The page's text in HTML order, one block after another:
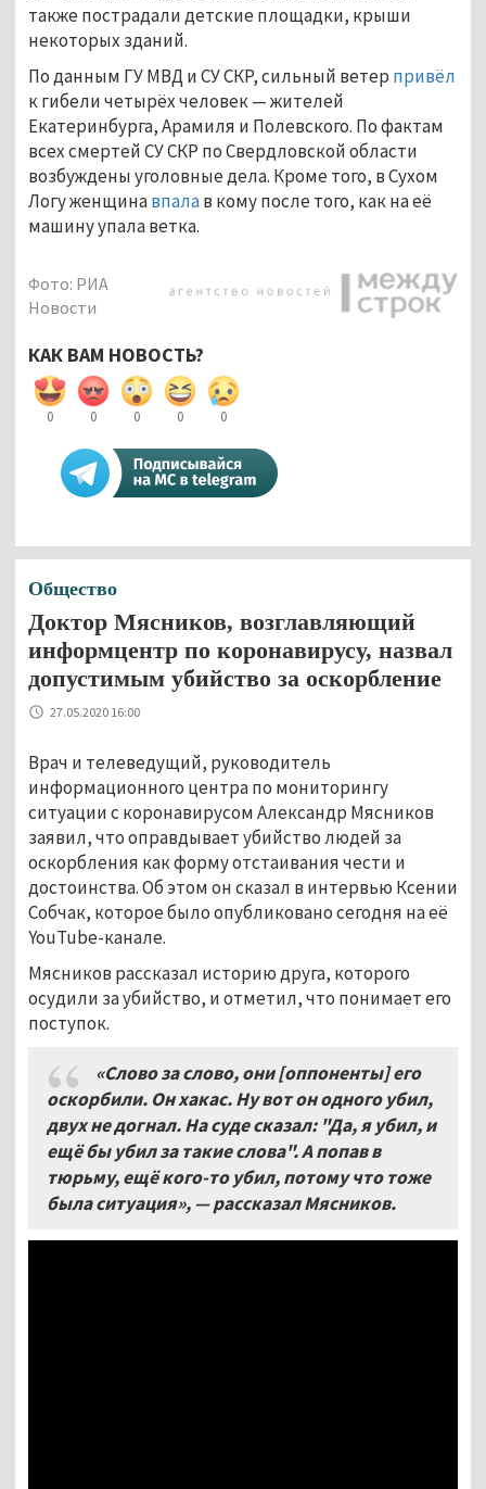
также пострадали детские площадки, крыши
некоторых зданий.
По данным ГУ МВД и СУ СКР, сильный ветер привёл
к гибели четырёх человек — жителей
Екатеринбурга, Арамиля и Полевского. По фактам
всех смертей СУ СКР по Свердловской области
возбуждены уголовные дела. Кроме того, в Сухом
Логу женщинавпалав кому после того, как на её
машину упала ветка.
Фото: РИА
Новости
КАК ВАМ НОВОСТЬ?
0 0 0 0 0
Общество
Доктор Мясников, возглавляющий
информцентр по коронавирусу, назвал
допустимым убийство за оскорбление
27.05.2020 16:00
Врач и телеведущий, руководитель
информационного центра по мониторингу
ситуации с коронавирусом Александр Мясников
заявил, что оправдывает убийство людей за
оскорбления как форму отстаивания чести и
достоинства. Об этом он сказал в интервью Ксении
Собчак, которое было опубликовано сегодня на её
YouTube-канале.
Мясников рассказал историю друга, которого
осудили за убийство, и отметил, что понимает его
поступок.
«Слово за слово, они [оппоненты] его
оскорбили. Он хакас. Ну вот он одного убил,
двух не догнал. На суде сказал: "Да, я убил, и
ещё бы убил за такие слова". А попав в
тюрьму, ещё кого-то убил, потому что тоже
была ситуация», — рассказал Мясников.